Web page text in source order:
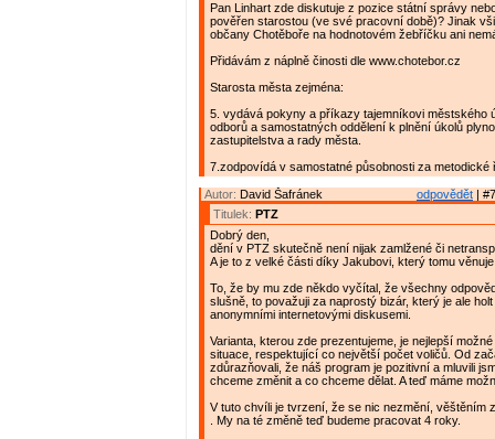
Pan Linhart zde diskutuje z pozice státní správy
pověřen starostou (ve své pracovní době)? Jinak
občany Chotěboře na hodnotovém žebříčku ani
Přidávám z náplně činosti dle www.chotebor.cz
Starosta města zejména:
5. vydává pokyny a příkazy tajemníkovi městského
odborů a samostatných oddělení k plnění úkolů
zastupitelstva a rady města.
7.zodpovídá v samostatné působnosti za metodické
odpovědět |
Autor: David Šafránek
Titulek: PTZ
Dobrý den,
dění v PTZ skutečně není nijak zamlžené či
A je to z velké části díky Jakubovi, který tomu
To, že by mu zde někdo vyčítal, že všechny
slušně, to považuji za naprostý bizár, který je ale
anonymními internetovými diskusemi.
Varianta, kterou zde prezentujeme, je nejlepší
situace, respektující co největší počet voličů. Od
zdůrazňovali, že náš program je pozitivní a mluvili
chceme změnit a co chceme dělat. A teď máme
V tuto chvíli je tvrzení, že se nic nezmění, věštěním
. My na té změně teď budeme pracovat 4 roky.